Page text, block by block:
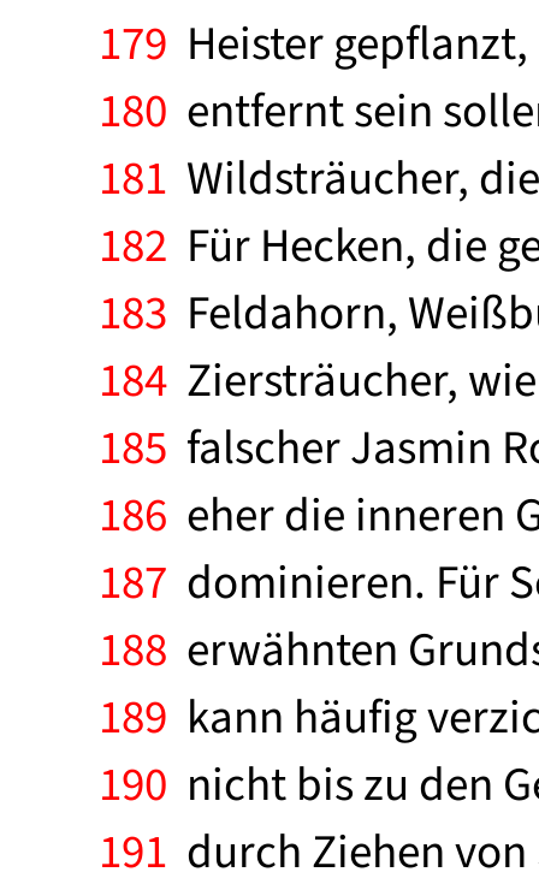
179 Heister
180 entfernt sein
181 Wildsträucher,
182 Für Hecken, die
183 Feldahorn,
184 Ziersträucher,
185 falscher Jasmin
186 eher die inneren
187 dominieren. Für
188 erwähnten
189 kann häufig
190 nicht bis zu den
191 durch Ziehen